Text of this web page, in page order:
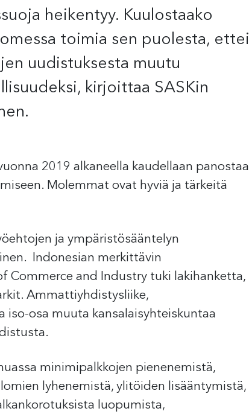
heikentyy. Kuulostaako
toimia sen puolesta, ettei
uudistuksesta muutu
kirjoittaa SASKin
2019 alkaneella kaudellaan panostaa
Molemmat ovat hyviä ja tärkeitä
ja ympäristösääntelyn
Indonesian merkittävin
Commerce and Industry tuki lakihanketta,
Ammattiyhdistysliike,
osa muuta kansalaisyhteiskuntaa
minimipalkkojen pienenemistä,
lyhenemistä, ylitöiden lisääntymistä,
luopumista,